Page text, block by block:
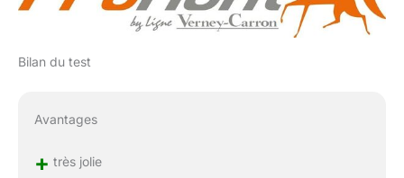
Bilan du test
Avantages
+ très jolie